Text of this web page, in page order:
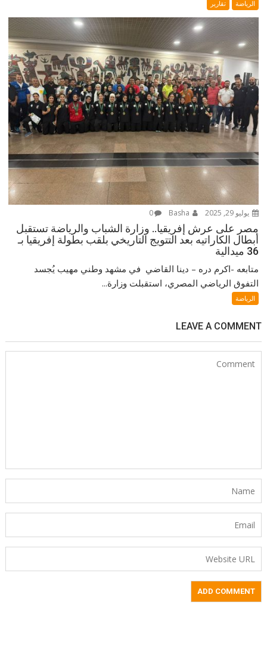
الرياضة تقارير
يوليو 29, 2025 0
مصر على عرش إفريقيا.. وزارة الشباب والرياضة تستقبل
أبطال الكاراتيه بعد التتويج التاريخي بلقب بطولة إفريقيا بـ
36 ميدالية
متابعه -اكرم دره – دينا القاضي في مشهد وطني مهيب يُجسد
التفوق الرياضي المصري، استقبلت وزارة...
الرياضة
LEAVE A COMMENT